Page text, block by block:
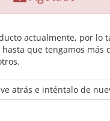
actualmente, por lo
que tengamos más
atrás e inténtalo de